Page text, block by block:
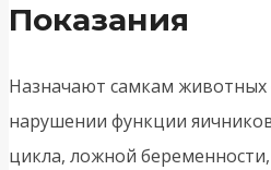
Показания
Назначают самкам
нарушении функции
цикла, ложной